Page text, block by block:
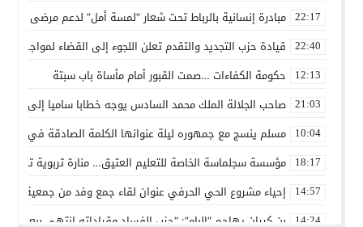
22:17 مبادرة إنسانية بالرباط تحت شعار “لمسة أمل” لدعم مرضى
22:40 قيادة حزب التجديد والتقدم تعلن اللجوء إلى القضاء لمواجهة
12:13 حكومة الكفاءات …صمت القبور أمام مأساة باب سبتة
21:03 صاحب الجلالة الملك محمد السادس يوجه خطابا ساميا إلى
10:04 مسلم ينسج مع جمهوره ليلة عنوانها الكلمة الصادقة في
18:17 مؤسسة سجلماسة الخاصة للتعليم العتيق… منارة تربوية تجمع
14:57 إحياء مشروع الحي الحرفي عنوان لقاء جمع وفد من جمعية
14:24 بن كيران يهاجم “البام”: “حزب الفساد وقياداته انتهى